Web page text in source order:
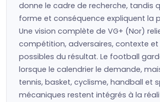
donne le cadre de recherche, tandis
forme et conséquence expliquent la
Une vision complète de VG+ (Nor)
compétition, adversaires, contexte
possibles du résultat. Le football
lorsque le calendrier le demande,
tennis, basket, cyclisme, handball et
mécaniques restent intégrés à la